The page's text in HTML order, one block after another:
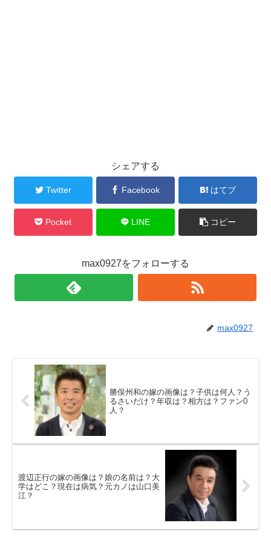
シェアする
Twitter Facebook はてブ
Pocket LINE コピー
max0927をフォローする
max0927
勝俣州和の嫁の画像は？子供は何人？う
るさいだけ？年収は？相方は？ファン0
人？
渡辺正行の嫁の画像は？娘の名前は？大
学はどこ？現在は病気？元カノは山口美
江？